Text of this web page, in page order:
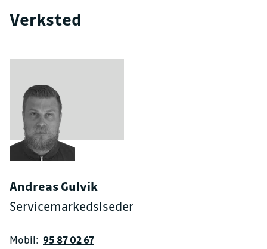
Verksted
Andreas Gulvik
Servicemarkedslseder
Mobil: 95 87 02 67